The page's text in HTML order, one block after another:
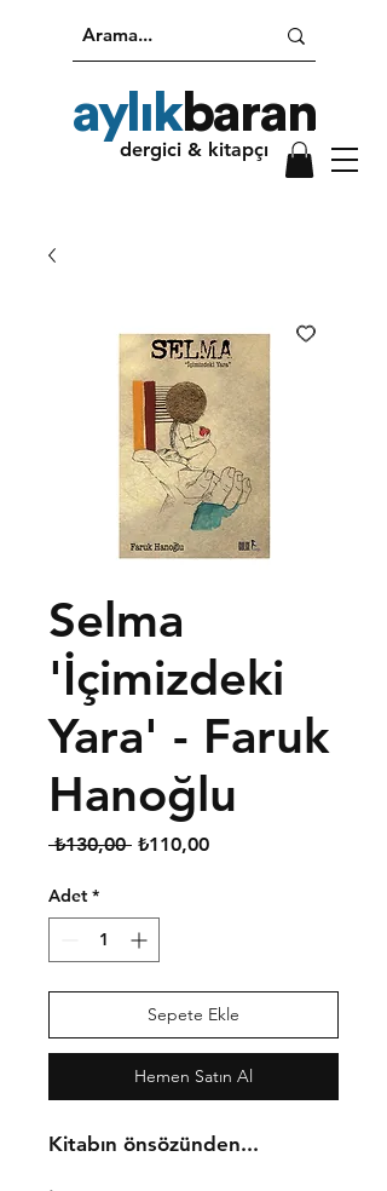
aylıkbaran
dergici & kitapçı
Selma
'İçimizdeki
Yara' - Faruk
Hanoğlu
₺130,00 Normal
₺110,00İndirimli
Adet *
Sepete Ekle
Hemen Satın Al
Kitabın önsözünden...